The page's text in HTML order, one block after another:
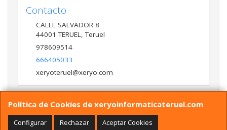
Política de Cookies de xeryoinformaticateruel.com
Configurar Rechazar Aceptar Cookies
Contacto
CALLE SALVADOR 8
44001 TERUEL,Teruel
978609514
666405033
xeryoteruel@xeryo.com
Horario
LUNES A VIERNES 9:30 A 13:30 17:00 a 20:00 Y